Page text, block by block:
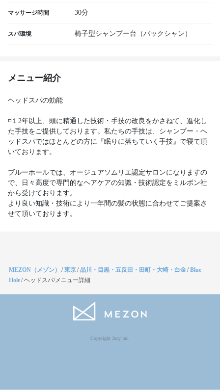
マッサージ時間 30分
スパ環境 椅子型シャンプー台（バックシャン）
メニュー紹介
ヘッドスパの効能
◽️１2年以上、頭に精通した技術・手技の改良をかさねて、進化し
た手技をご提供しております。私たちの手技は、シャンプー・ヘ
ッドスパではほとんどの方に『眠りに落ちていく手技』で寝て頂
いております。
ブルーホールでは、オージュアソムリエ認定サロンになりますの
で、日々高度で専門的なヘアケアの知識・技術認定をミルボン社
から受けております。
より良い知識・技術により一年間の髪の状態に合わせてご提案さ
せて頂いております。
MEZON（メゾン） /東京/品川・目黒・五反田・田町・大崎・白金/Blue
Hole/ヘッドスパ/メニュー詳細
Copyright Jocy inc.